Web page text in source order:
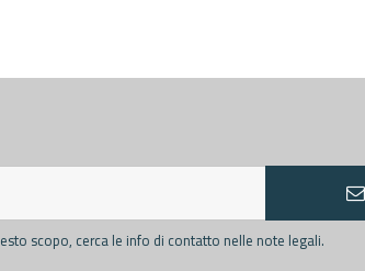
scopo, cerca le info di contatto nelle note legali.